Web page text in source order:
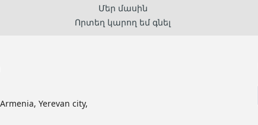
Մեր մասին
Որտեղ կարող եմ գնել
Yerevan city,